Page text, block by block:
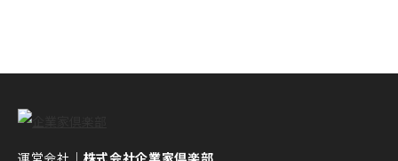
運営会社｜ 株式会社企業家倶楽部